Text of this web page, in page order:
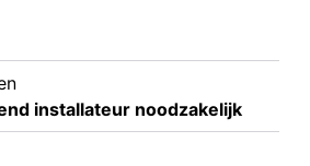
installateur noodzakelijk